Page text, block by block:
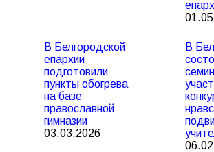
В Белгородской
епархии
подготовили
пункты обогрева
на базе
православной
гимназии
03.03.2026
В